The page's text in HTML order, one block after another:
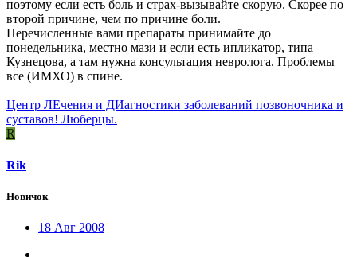
поэтому если есть боль и страх-вызывайте скорую. Скорее по
второй причине, чем по причине боли.
Перечисленные вами препараты принимайте до
понедельника, местно мази и если есть ипликатор, типа
Кузнецова, а там нужна консультация невролога. Проблемы
все (ИМХО) в спине.
Центр ЛЕчения и ДИагностики заболеваний позвоночника и
суставов! Люберцы.
R
Rik
Новичок
18 Авг 2008